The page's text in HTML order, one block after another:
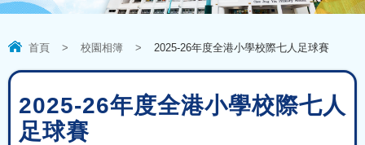
首頁 > 校園相簿 > 2025-26年度全港小學校際七人足球賽
2025-26年度全港小學校際七人
足球賽